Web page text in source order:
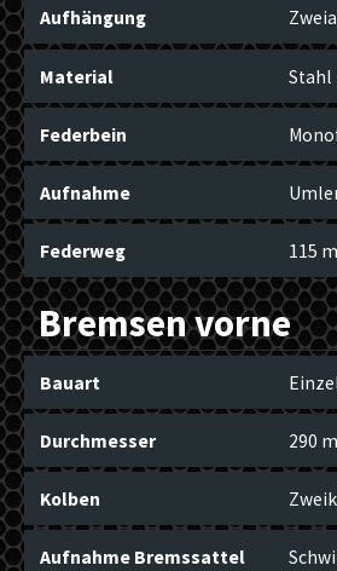
Aufhängung
Material Stahl
Federbein
Aufnahme
Federweg 115
Bremsen vorne
Bauart
Durchmesser 290
Kolben
Aufnahme Bremssattel